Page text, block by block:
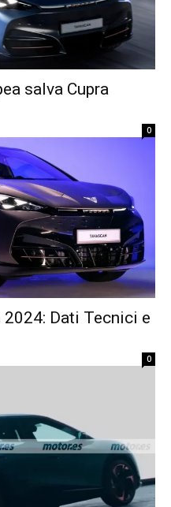
salva Cupra
0
2024: Dati Tecnici e
0